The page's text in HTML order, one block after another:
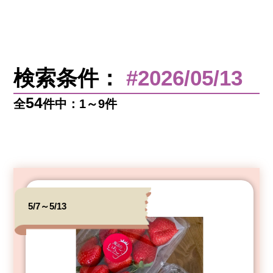
検索条件：#2026/05/13
全54件中：1～9件
5/7～5/13